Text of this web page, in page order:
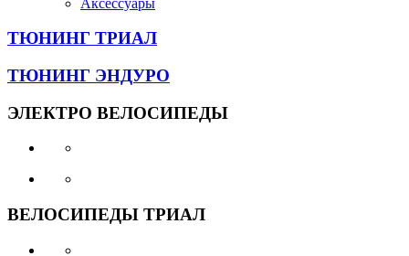
ТЮНИНГ ТРИАЛ
ТЮНИНГ ЭНДУРО
ЭЛЕКТРО ВЕЛОСИПЕДЫ
ВЕЛОСИПЕДЫ ТРИАЛ